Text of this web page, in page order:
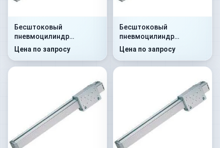
Бесштоковый
пневмоцилиндр
52G2P32A0100
Цена по запросу
Бесштоковый
пневмоцилиндр
52G2C32A0250
Цена по запросу